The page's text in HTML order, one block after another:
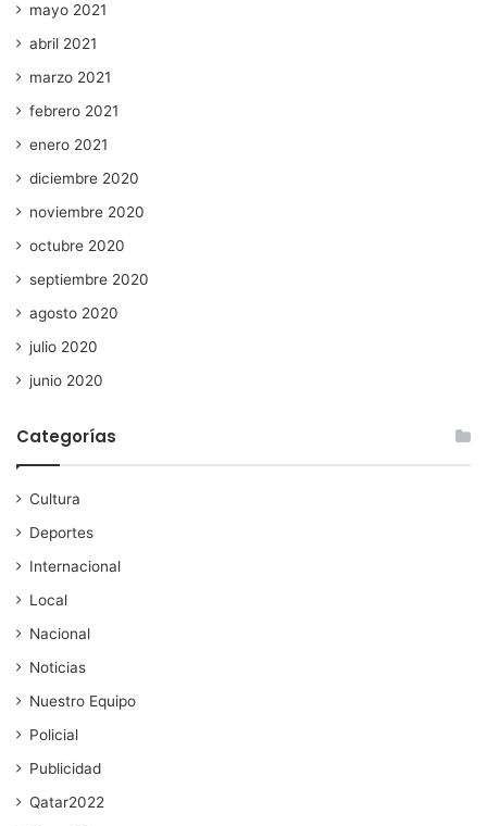
mayo 2021
abril 2021
marzo 2021
febrero 2021
enero 2021
diciembre 2020
noviembre 2020
octubre 2020
septiembre 2020
agosto 2020
julio 2020
junio 2020
Categorías
Cultura
Deportes
Internacional
Local
Nacional
Noticias
Nuestro Equipo
Policial
Publicidad
Qatar2022